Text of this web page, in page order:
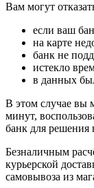
Вам могут
если ваш
на карте
банк не
истекло
в данных
В этом случае вы
минут,
банк для решения
Безналичным
курьерской
самовывоза из